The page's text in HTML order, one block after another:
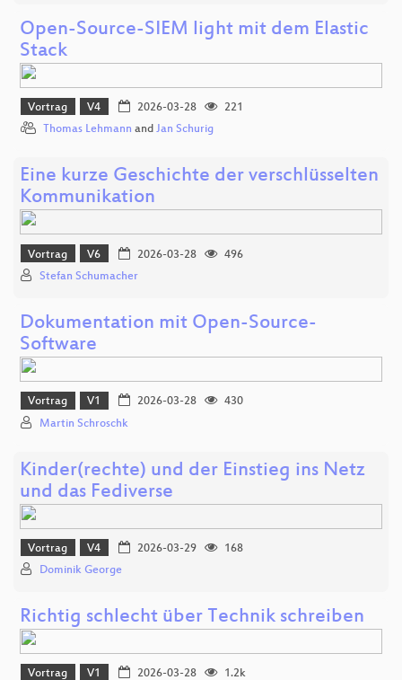
Open-Source-SIEM light mit dem Elastic
Stack
Vortrag V4 2026-03-28
221
Thomas Lehmann and Jan Schurig
Eine kurze Geschichte der verschlüsselten
Kommunikation
Vortrag V6 2026-03-28
496
Stefan Schumacher
Dokumentation mit Open-Source-
Software
Vortrag V1 2026-03-28
430
Martin Schroschk
Kinder(rechte) und der Einstieg ins Netz
und das Fediverse
Vortrag V4 2026-03-29
168
Dominik George
Richtig schlecht über Technik schreiben
Vortrag V1 2026-03-28 1.2k